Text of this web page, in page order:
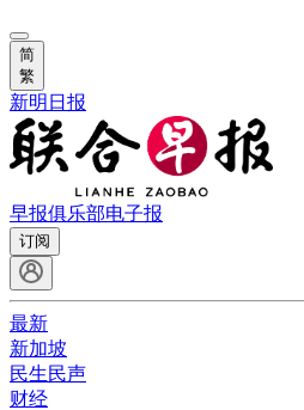
简
繁
新明日报
早报俱乐部电子报
订阅
最新
新加坡
民生民声
财经